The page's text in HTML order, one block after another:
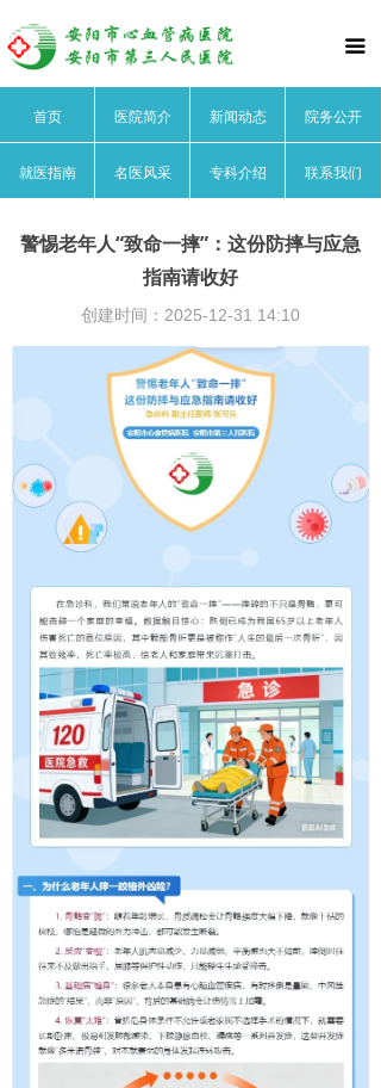
끀
首页
医院领导
医院荣誉
院务公开
心血管内科
消化内科
胸心外科
儿科
妇产科
骨科
呼吸内科
急诊科
康复医学科
麻醉科
首页 医院简介 新闻动态 院务公开
就医指南 名医风采 专科介绍 联系我们
警惕老年人“致命一摔”：这份防摔与应急
指南请收好
创建时间： 2025-12-31 14:10